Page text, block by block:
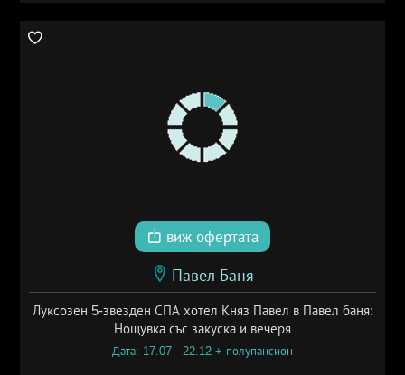
виж офертата
Павел Баня
Луксозен 5-звезден СПА хотел Княз Павел в Павел баня:
Нощувка със закуска и вечеря
Дата: 17.07 - 22.12 + полупансион